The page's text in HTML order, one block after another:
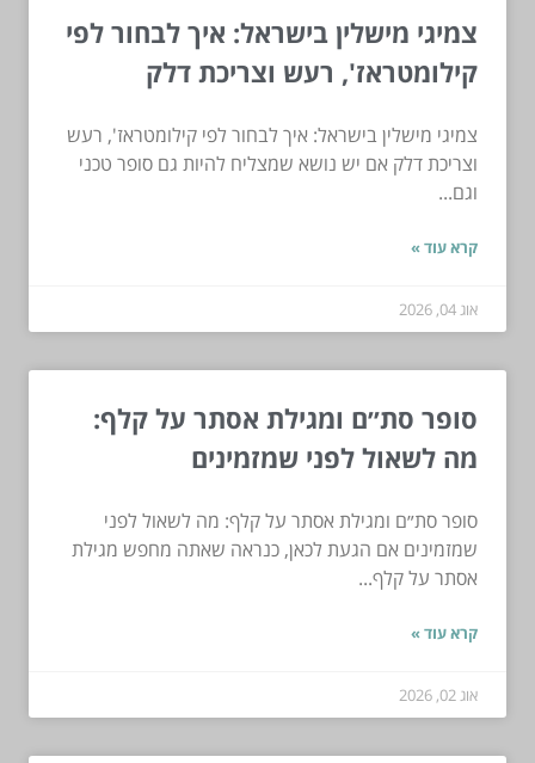
צמיגי מישלין בישראל: איך לבחור לפי
קילומטראז', רעש וצריכת דלק
צמיגי מישלין בישראל: איך לבחור לפי קילומטראז', רעש
וצריכת דלק אם יש נושא שמצליח להיות גם סופר טכני
וגם...
קרא עוד »
אוג 04, 2026
סופר סת״ם ומגילת אסתר על קלף:
מה לשאול לפני שמזמינים
סופר סת״ם ומגילת אסתר על קלף: מה לשאול לפני
שמזמינים אם הגעת לכאן, כנראה שאתה מחפש מגילת
אסתר על קלף...
קרא עוד »
אוג 02, 2026